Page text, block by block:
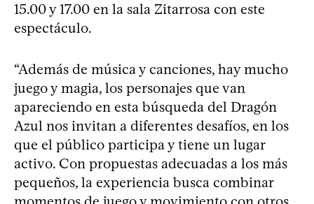
15.00 y 17.00 en la sala Zitarrosa con este
espectáculo.
“Además de música y canciones, hay mucho
juego y magia, los personajes que van
apareciendo en esta búsqueda del Dragón
Azul nos invitan a diferentes desafíos, en los
que el público participa y tiene un lugar
activo. Con propuestas adecuadas a los más
pequeños, la experiencia busca combinar